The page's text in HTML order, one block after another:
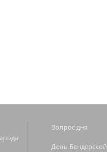
Вопрос дня
День Бендерской